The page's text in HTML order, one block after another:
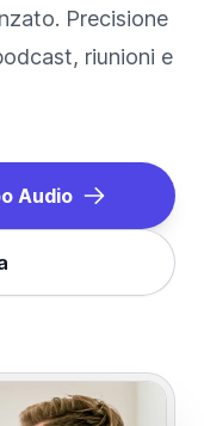
Precisione
riunioni e
Audio